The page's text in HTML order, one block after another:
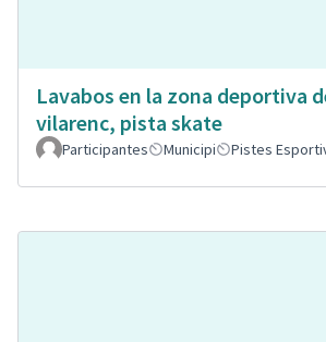
Lavabos en la zona deportiva
vilarenc, pista skate
Participantes Municipi Pistes